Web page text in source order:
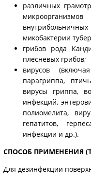
различных
микобактерии
грибов рода
плесневых грибов;
вирусов
парагриппа,
вирусы гриппа,
инфекций,
полиомелита,
гепатитов,
инфекции и др.).
СПОСОБ ПРИМЕНЕНИЯ
Для дезинфекции